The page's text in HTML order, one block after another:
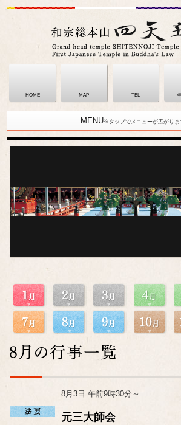
HOME MAP TEL
MENU※タップでメニューが広がりま
8月3日 午前9時30分～
元三大師会